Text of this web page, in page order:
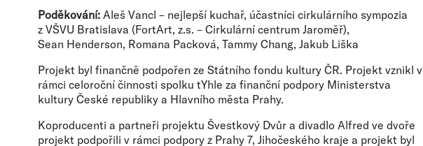
Poděkování: Aleš Vancl – nejlepší kuchař, účastníci cirkulárního sympozia
z VŠVU Bratislava (FortArt, z.s. – Cirkulární centrum Jaroměř),
Sean Henderson, Romana Packová, Tammy Chang, Jakub Liška
Projekt byl finančně podpořen ze Státního fondu kultury ČR. Projekt vznikl v
rámci celoroční činnosti spolku tYhle za finanční podpory Ministerstva
kultury České republiky a Hlavního města Prahy.
Koproducenti a partneři projektu Švestkový Dvůr a divadlo Alfred ve dvoře
projekt podpořili v rámci podpory z Prahy 7, Jihočeského kraje a projekt byl